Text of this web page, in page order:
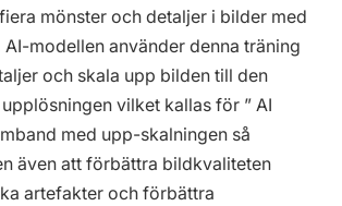
mönster och detaljer i bilder med
modellen använder denna träning
och skala upp bilden till den
vilket kallas för ” AI
med upp-skalningen så
även att förbättra bildkvaliteten
artefakter och förbättra